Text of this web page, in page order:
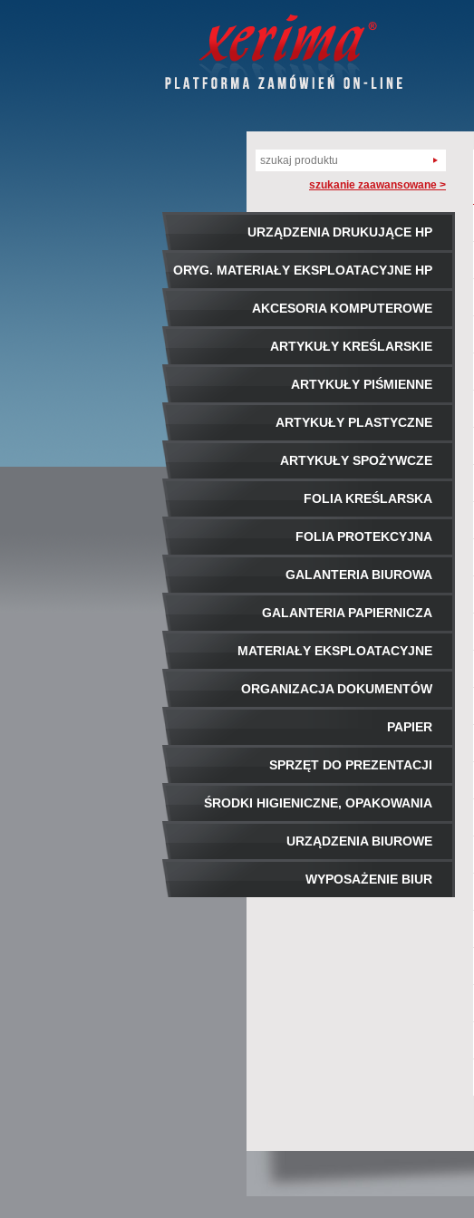
szukanie zaawansowane >
URZĄDZENIA DRUKUJĄCE HP
ORYG. MATERIAŁY EKSPLOATACYJNE HP
AKCESORIA KOMPUTEROWE
ARTYKUŁY KREŚLARSKIE
ARTYKUŁY PIŚMIENNE
ARTYKUŁY PLASTYCZNE
ARTYKUŁY SPOŻYWCZE
FOLIA KREŚLARSKA
FOLIA PROTEKCYJNA
GALANTERIA BIUROWA
GALANTERIA PAPIERNICZA
MATERIAŁY EKSPLOATACYJNE
ORGANIZACJA DOKUMENTÓW
PAPIER
SPRZĘT DO PREZENTACJI
ŚRODKI HIGIENICZNE, OPAKOWANIA
URZĄDZENIA BIUROWE
WYPOSAŻENIE BIUR